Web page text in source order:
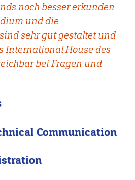
noch besser erkunden
und die
sehr gut gestaltet und
International House des
bei Fragen und
Communication